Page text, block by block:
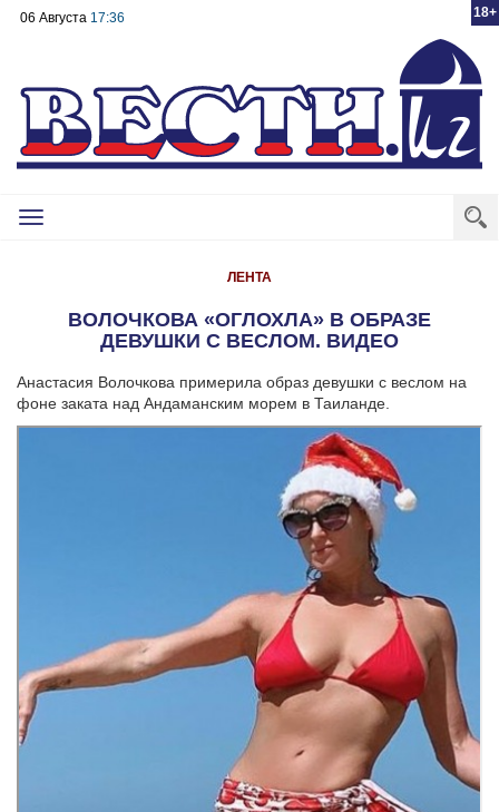
18+
06 Августа 17:36
Toggle
ЛЕНТА
ВОЛОЧКОВА «ОГЛОХЛА» В ОБРАЗЕ
ДЕВУШКИ С ВЕСЛОМ. ВИДЕО
Анастасия Волочкова примерила образ девушки с веслом на
фоне заката над Андаманским морем в Таиланде.